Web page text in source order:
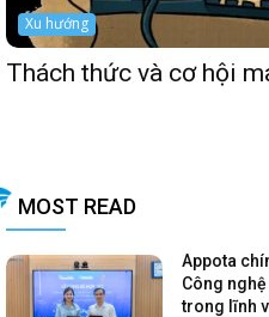
Xu hướng
Thách thức và cơ hội
MOST READ
Appota
Công
trong lĩnh